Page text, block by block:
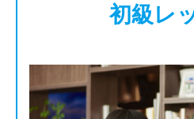
初級レ